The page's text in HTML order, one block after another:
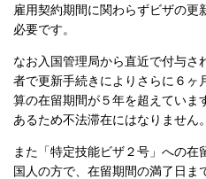
雇用契約期間に関わらずビザの
必要です。
なお入国管理局から直近で付与さ
者で更新手続きによりさらに６ヶ
算の在留期間が５年を超えていま
あるため不法滞在にはなりません。
また「特定技能ビザ２号」への
国人の方で、在留期間の満了日ま